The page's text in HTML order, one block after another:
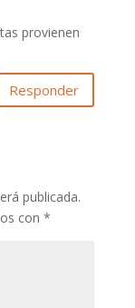
provienen
Responder
publicada.
con *